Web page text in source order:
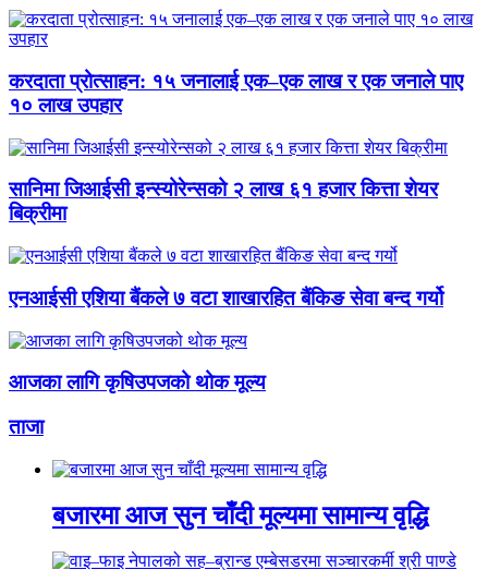
करदाता प्रोत्साहन: १५ जनालाई एक–एक लाख र एक जनाले पाए
१० लाख उपहार
सानिमा जिआईसी इन्स्योरेन्सको २ लाख ६१ हजार कित्ता शेयर
बिक्रीमा
एनआईसी एशिया बैंकले ७ वटा शाखारहित बैंकिङ सेवा बन्द गर्यो
आजका लागि कृषिउपजको थोक मूल्य
ताजा
बजारमा आज सुन चाँदी मूल्यमा सामान्य वृद्धि